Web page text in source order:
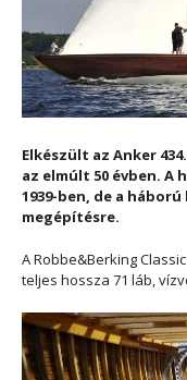
Elkészült az Anker
az elmúlt 50 évben.
1939-ben, de a
megépítésre.
A Robbe&Berking
teljes hossza 71 láb,